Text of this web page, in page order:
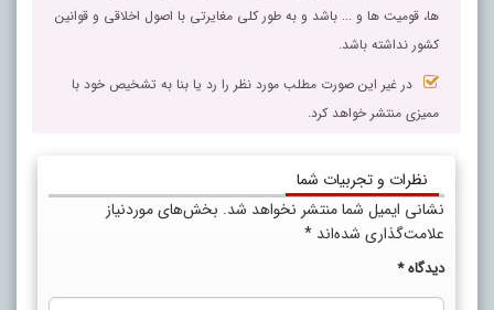
ها، قومیت ها و ... باشد و به طور کلی مغایرتی با اصول اخلاقی و قوانین
کشور نداشته باشد.
در غیر این صورت مطلب مورد نظر را رد یا بنا به تشخیص خود با
ممیزی منتشر خواهد کرد.
نظرات و تجربیات شما
نشانی ایمیل شما منتشر نخواهد شد. بخش‌های موردنیاز
علامت‌گذاری شده‌اند *
دیدگاه*